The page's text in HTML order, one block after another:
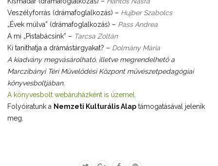
Veszélyforrás (drámafoglalkozás) – Hujber Szabolcs
„Évek múlva” (drámafoglalkozás) – Pass Andrea
A mi „Pistabácsink” – Tarcsa Zoltán
Ki taníthatja a drámástárgyakat? – Dolmány Mária
A kiadvány megvásárolható, illetve megrendelhető a
Marczibányi Téri Művelődési Központ művészetpedagógiai
könyvesboltjában.
A könyvesbolt webáruházként is üzemel.
Folyóiratunk a Nemzeti Kulturális Alap támogatásával jelenik
meg.